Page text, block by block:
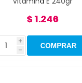
$ 1.246
i
h